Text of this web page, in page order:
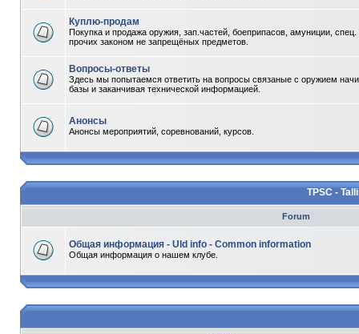
Куплю-продам
Покупка и продажа оружия, зап.частей, боеприпасов, амуниции, спец.
прочих законом не запрещёных предметов.
Вопросы-ответы
Здесь мы попытаемся ответить на вопросы связаные с оружием
базы и заканчивая технической информацией.
Анонсы
Анонсы мероприятий, соревнований, курсов.
TPSC -
Forum
Общая информация - Uld info - Common information
Общая информация о нашем клубе.